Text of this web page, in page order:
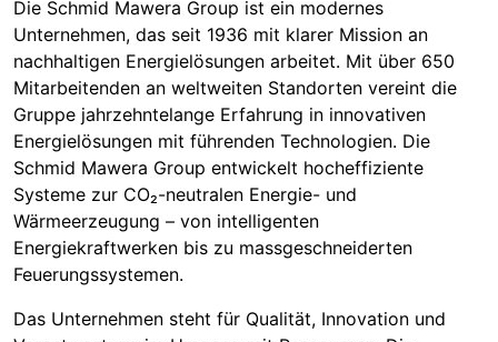
Die Schmid Mawera Group ist ein modernes
Unternehmen, das seit 1936 mit klarer Mission an
nachhaltigen Energielösungen arbeitet. Mit über 650
Mitarbeitenden an weltweiten Standorten vereint die
Gruppe jahrzehntelange Erfahrung in innovativen
Energielösungen mit führenden Technologien. Die
Schmid Mawera Group entwickelt hocheffiziente
Systeme zur CO₂-neutralen Energie- und
Wärmeerzeugung – von intelligenten
Energiekraftwerken bis zu massgeschneiderten
Feuerungssystemen.
Das Unternehmen steht für Qualität, Innovation und